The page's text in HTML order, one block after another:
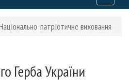
патріотичне виховання
Герба України